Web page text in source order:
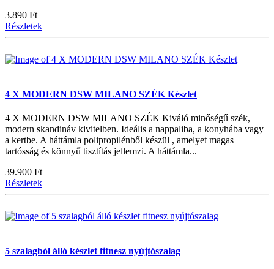
3.890 Ft
Részletek
4 X MODERN DSW MILANO SZÉK Készlet
4 X MODERN DSW MILANO SZÉK Kiváló minőségű szék,
modern skandináv kivitelben. Ideális a nappaliba, a konyhába vagy
a kertbe. A háttámla polipropilénből készül , amelyet magas
tartósság és könnyű tisztítás jellemzi. A háttámla...
39.900 Ft
Részletek
5 szalagból álló készlet fitnesz nyújtószalag